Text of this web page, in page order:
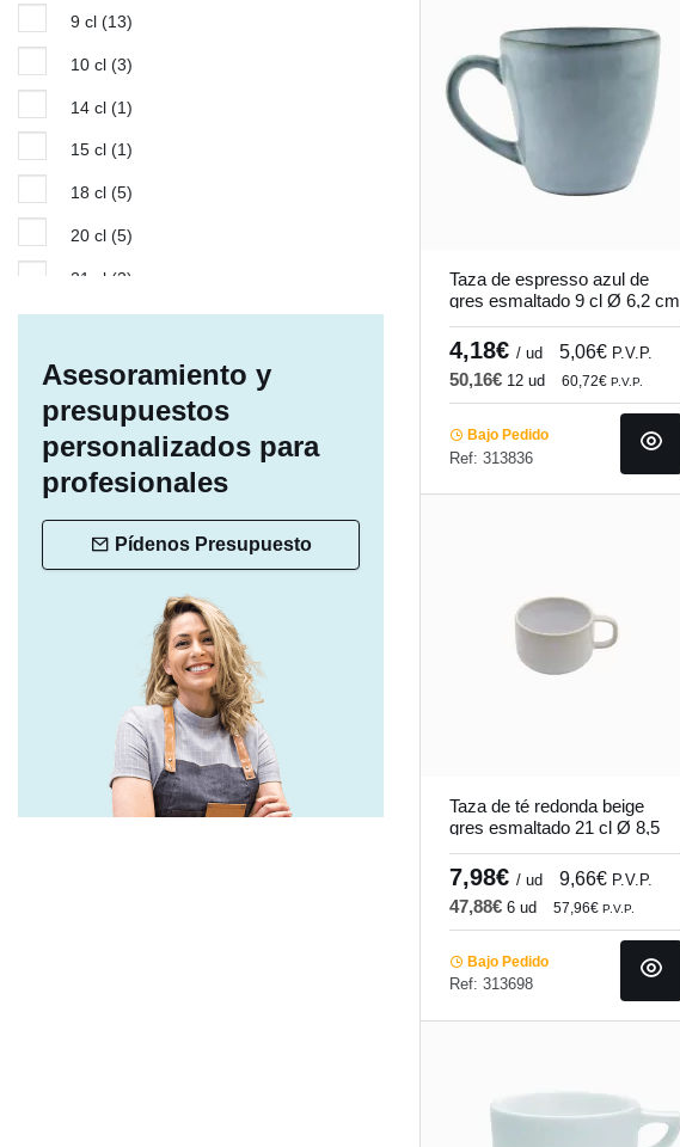
Taza de espresso azul de
gres esmaltado 9 cl Ø 6,2 cm
Sky Pro.mundi
4,18€ / ud 5,06€ P.V.P.
50,16€ 12 ud 60,72€ P.V.P.
Bajo Pedido
Ref: 313836
Taza de té redonda beige
gres esmaltado 21 cl Ø 8,5
cm Sand Accolade
7,98€ / ud 9,66€ P.V.P.
47,88€ 6 ud 57,96€ P.V.P.
Bajo Pedido
Ref: 313698
9 cl (13)
10 cl (3)
14 cl (1)
15 cl (1)
18 cl (5)
20 cl (5)
21 cl (3)
23 cl(1)
26 cl (1)
28 cl(1)
30 cl(3)
32 cl (2)
Asesoramiento y
presupuestos
personalizados para
profesionales
Pídenos Presupuesto